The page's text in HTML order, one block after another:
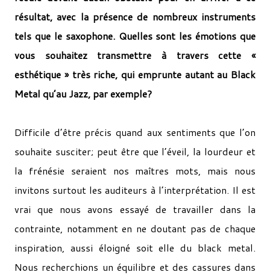
résultat, avec la présence de nombreux instruments
tels que le saxophone. Quelles sont les émotions que
vous souhaitez transmettre à travers cette «
esthétique » très riche, qui emprunte autant au Black
Metal qu’au Jazz, par exemple?
Difficile d’être précis quand aux sentiments que l’on
souhaite susciter; peut être que l’éveil, la lourdeur et
la frénésie seraient nos maîtres mots, mais nous
invitons surtout les auditeurs à l’interprétation. Il est
vrai que nous avons essayé de travailler dans la
contrainte, notamment en ne doutant pas de chaque
inspiration, aussi éloigné soit elle du black metal.
Nous recherchions un équilibre et des cassures dans